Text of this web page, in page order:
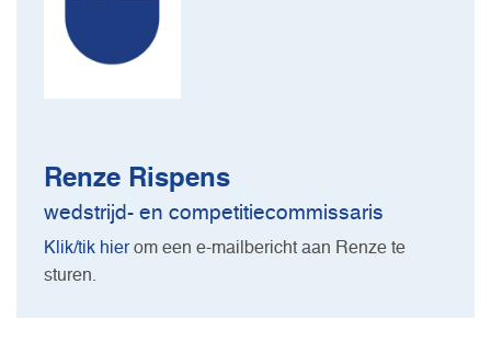
Renze Rispens
wedstrijd- en competitiecommissaris
Klik/tik hierom een e-mailbericht aan Renze te
sturen.